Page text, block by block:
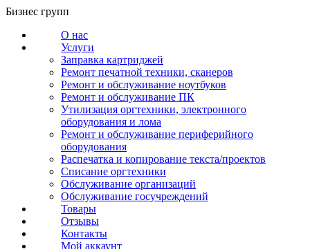
Перейти
содержанию
Бизнес групп
О нас
Услуги
Заправка картриджей
Ремонт печатной техники, сканеров
Ремонт и обслуживание ноутбуков
Ремонт и обслуживание ПК
Утилизация оргтехники, электронного
оборудования и лома
Ремонт и обслуживание периферийного
оборудования
Распечатка и копирование текста/проектов
Списание оргтехники
Обслуживание организаций
Обслуживание госучреждений
Товары
Отзывы
Контакты
Мой аккаунт